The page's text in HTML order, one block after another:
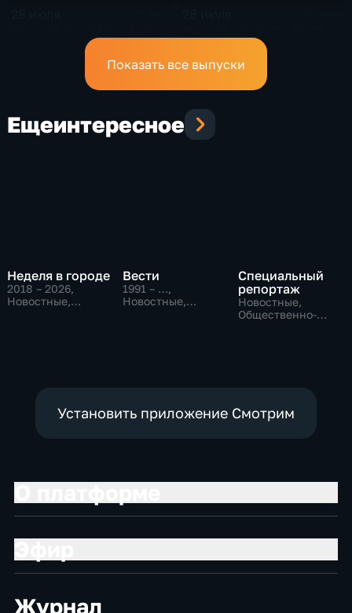
Показать все выпуски
Ещеинтересное
Неделя в городе
2018 – 2026,
Новостные,
Вести
1991 – …,
Новостные,
Специальный
репортаж
Новостные,
Общественно-
Установить приложение Смотрим
Журнал